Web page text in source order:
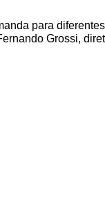
para
Grossi,